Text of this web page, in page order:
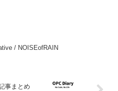
/ NOISEofRAIN
事まとめ